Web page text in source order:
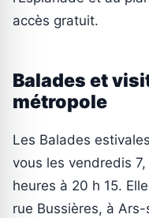
accès gratuit.
Balades et
métropole
Les Balades
vous les vendredis
heures à 20 h 15.
rue Bussières, à